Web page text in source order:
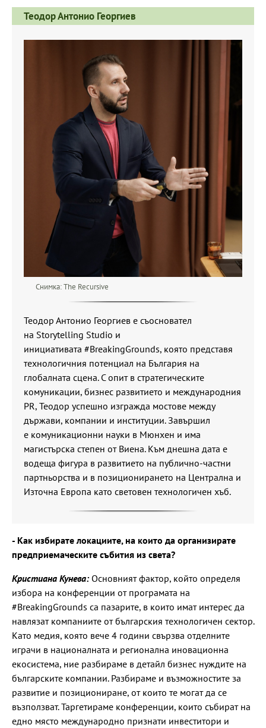
Теодор Антонио Георгиев
Снимка: The Recursive
Теодор Антонио Георгиев е съосновател
на Storytelling Studio и
инициативата #BreakingGrounds, която представя
технологичния потенциал на България на
глобалната сцена. С опит в стратегическите
комуникации, бизнес развитието и международния
PR, Теодор успешно изгражда мостове между
държави, компании и институции. Завършил
е комуникационни науки в Мюнхен и има
магистърска степен от Виена. Към днешна дата е
водеща фигура в развитието на публично-частни
партньорства и в позиционирането на Централна и
Източна Европа като световен технологичен хъб.
- Как избирате локациите, на които да организирате
предприемаческите събития из света?
Кристиана Кунева: Основният фактор, който определя
избора на конференции от програмата на
#BreakingGrounds са пазарите, в които имат интерес да
навлязат компаниите от българския технологичен сектор.
Като медия, която вече 4 години свързва отделните
играчи в националната и регионална иновационна
екосистема, ние разбираме в детайл бизнес нуждите на
българските компании. Разбираме и възможностите за
развитие и позициониране, от които те могат да се
възползват. Таргетираме конференции, които събират на
едно място международно признати инвеститори и